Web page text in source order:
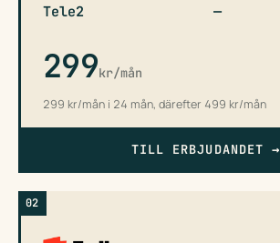
Tele2 —
299kr/mån
299 kr/mån i 24 mån, därefter 499 kr/mån
TILL ERBJUDANDET→
02